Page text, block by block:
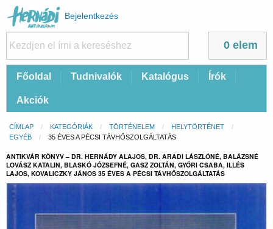
Felhasználói
fiók
menüje
Bejelentkezés
0 elem
FőFőoldal Tudnivalók Katalógus Írók
Akciók
Morzsa
CÍMLAP KATEGÓRIÁK TÖRTÉNELEM
HELYTÖRTÉNET
EGYÉB
CURRENT:
35 ÉVES A PÉCSI TÁVHŐSZOLGÁLTATÁS
ANTIKVÁR KÖNYV – DR. HERNÁDY ALAJOS, DR. ARADI LÁSZLÓNÉ, BALÁZSNÉ
LOVÁSZ KATALIN, BLASKÓ JÓZSEFNÉ, GASZ ZOLTÁN, GYŐRI CSABA, ILLÉS
LAJOS, KOVALICZKY JÁNOS 35 ÉVES A PÉCSI TÁVHŐSZOLGÁLTATÁS